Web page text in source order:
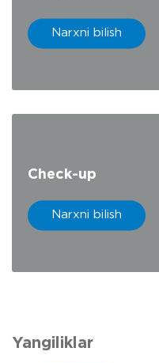
Narxni bilish
Check-up
Narxni bilish
Yangiliklar